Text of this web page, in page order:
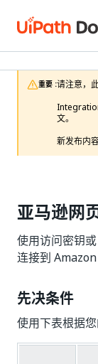
重要 :请注意，
文。
新发布内
亚马逊网
使用访问密钥
连接到 Amazon
先决条件
使用下表根据